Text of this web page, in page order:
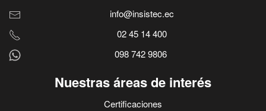
info@insistec.ec
02 45 14 400
098 742 9806
Nuestras áreas de interés
Certificaciones